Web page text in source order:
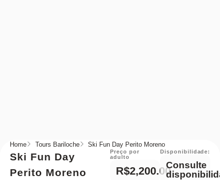
Home Tours Bariloche Ski Fun Day Perito Moreno
Ski Fun Day
Perito Moreno
Preço por
adulto
R$2,200.00
Disponibilidade:
Consulte